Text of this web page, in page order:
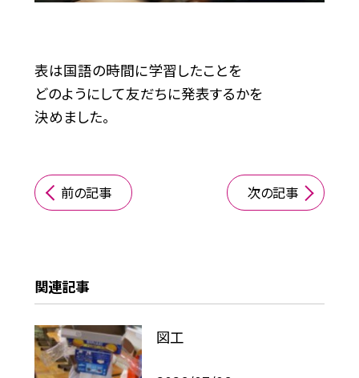
表は国語の時間に学習したことを
どのようにして友だちに発表するかを
決めました。
前の記事 次の記事
関連記事
図工